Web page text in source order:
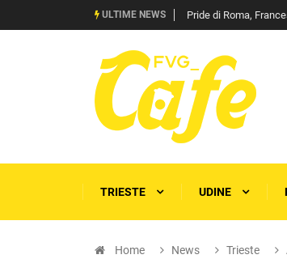
ULTIME NEWS Pride di Roma,
TRIESTE UDINE
Home News Trieste